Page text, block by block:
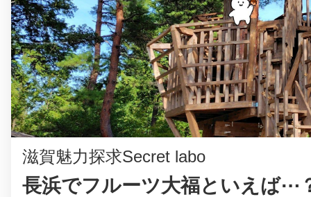
滋賀魅力探求Secret labo
長浜でフルーツ大福といえば⋯
まちのコイン
お知らせ
ヘルプ
お問い合わせ